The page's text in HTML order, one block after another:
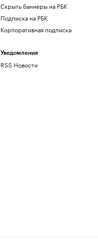
Скрыть баннеры на РБК
Подписка на РБК
Корпоративная подписка
Уведомления
RSS Новости